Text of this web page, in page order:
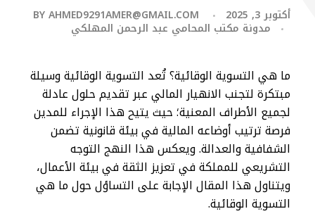
أكتوبر 3, 2025 BYAHMED9291AMER@GMAIL.COM
مدونة مكتب المحامي عبد الرحمن المهلكي
ما هي التسوية الوقائية؟ تُعد التسوية الوقائية وسيلة
مبتكرة لتجنب الانهيار المالي عبر تقديم حلول عادلة
لجميع الأطراف المعنية؛ حيث يتيح هذا الإجراء للمدين
فرصة ترتيب أوضاعه المالية في بيئة قانونية تضمن
الشفافية والعدالة. ويعكس هذا النهج التوجه
التشريعي للمملكة في تعزيز الثقة في بيئة الأعمال،
ويتناول هذا المقال الإجابة على التساؤل حول ما هي
التسوية الوقائية.